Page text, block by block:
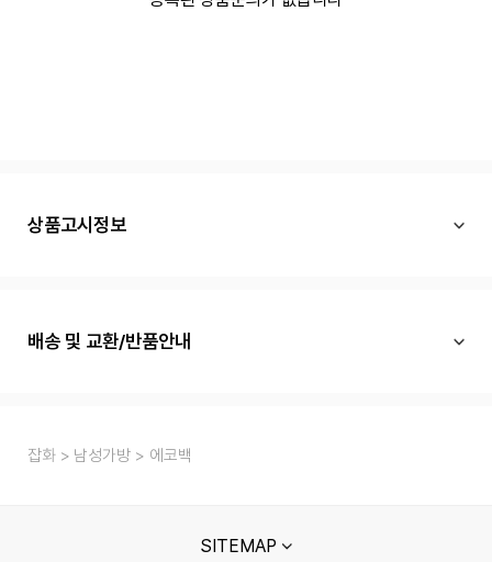
상품고시정보
배송 및 교환/반품안내
잡화 남성가방 에코백
SITEMAP